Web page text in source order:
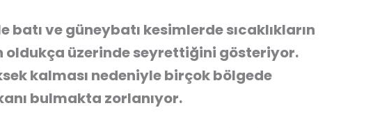
ve güneybatı kesimlerde sıcaklıkların
oldukça üzerinde seyrettiğini gösteriyor.
kalması nedeniyle birçok bölgede
bulmakta zorlanıyor.